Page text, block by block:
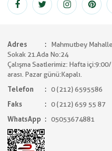
Adres
Mahmutbey
Sokak 21.Ada No:24
Çalışma Saatlerimiz: Hafta
arası. Pazar günü:Kapalı.
Telefon
0 (212) 6595586
Faks
0 (212) 659 55 87
WhatsApp
05053674881